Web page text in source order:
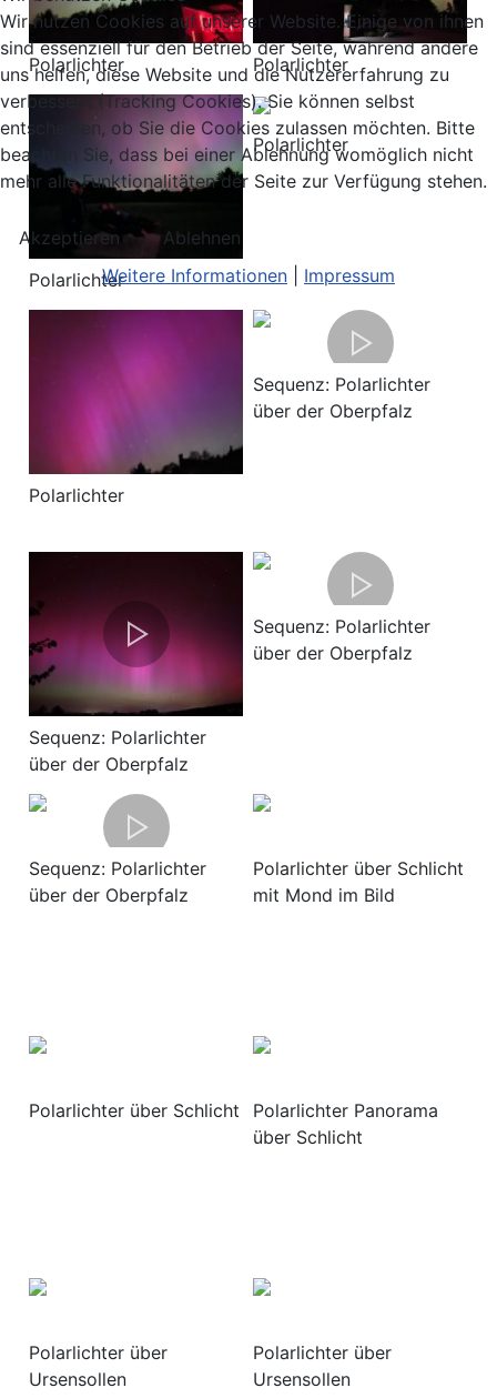
Polarlichter Polarlichter
Polarlichter
Polarlichter
Polarlichter
Sequenz: Polarlichter
über der Oberpfalz
Sequenz: Polarlichter
über der Oberpfalz
Sequenz: Polarlichter
über der Oberpfalz
Sequenz: Polarlichter
über der Oberpfalz
Polarlichter über Schlicht
mit Mond im Bild
Polarlichter über Schlicht
Polarlichter Panorama
über Schlicht
Polarlichter über
Ursensollen
Polarlichter über
Ursensollen
Wir nutzen Cookies auf unserer Website. Einige von ihnen
sind essenziell für den Betrieb der Seite, während andere
uns helfen, diese Website und die Nutzererfahrung zu
verbessern (Tracking Cookies). Sie können selbst
entscheiden, ob Sie die Cookies zulassen möchten. Bitte
beachten Sie, dass bei einer Ablehnung womöglich nicht
mehr alle Funktionalitäten der Seite zur Verfügung stehen.
Akzeptieren
Ablehnen
Weitere Informationen
Impressum